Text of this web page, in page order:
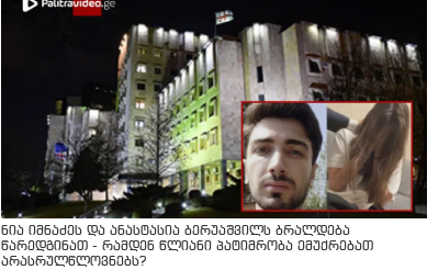
ნია იმნაძეს და ანასტასია ბერუაშვილს ბრალდება
წარედგინათ - რამდენ წლიანი პატიმრობა ემუქრებათ
არასრულწლოვნებს?